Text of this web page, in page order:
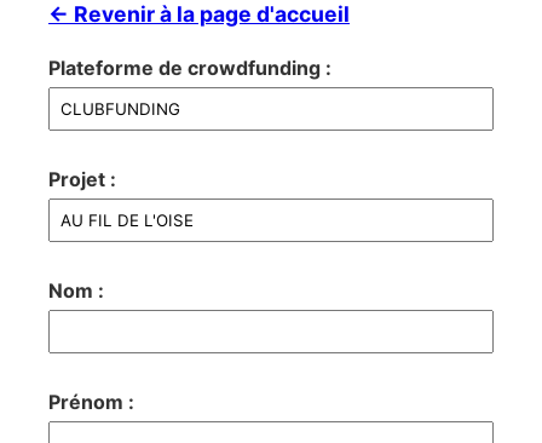
← Revenir à la page d'accueil
Plateforme de crowdfunding :
Projet :
Nom :
Prénom :